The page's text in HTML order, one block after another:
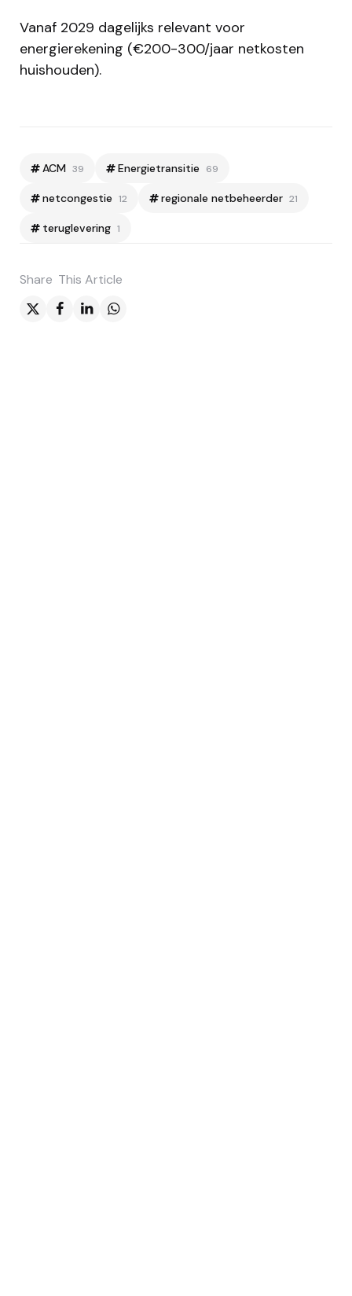
Vanaf 2029 dagelijks relevant voor
energierekening (€200-300/jaar netkosten
huishouden).
ACM 39 Energietransitie 69
netcongestie 12 regionale netbeheerder 21
teruglevering 1
Share This Article